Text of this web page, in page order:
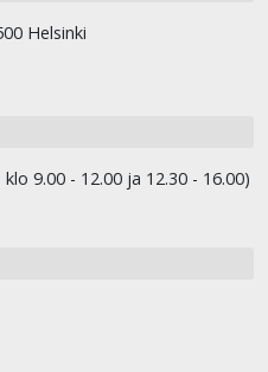
Helsinki
9.00 - 12.00 ja 12.30 - 16.00)